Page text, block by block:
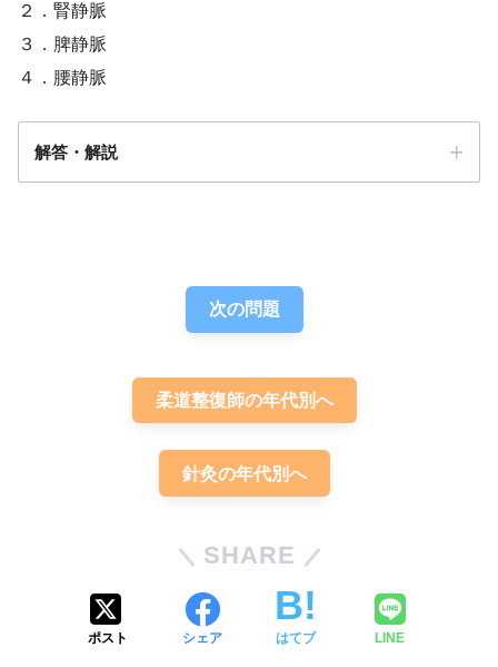
２．腎静脈
３．脾静脈
４．腰静脈
解答・解説
次の問題
柔道整復師の年代別へ
針灸の年代別へ
SHARE
ポスト シェア はてブ LINE